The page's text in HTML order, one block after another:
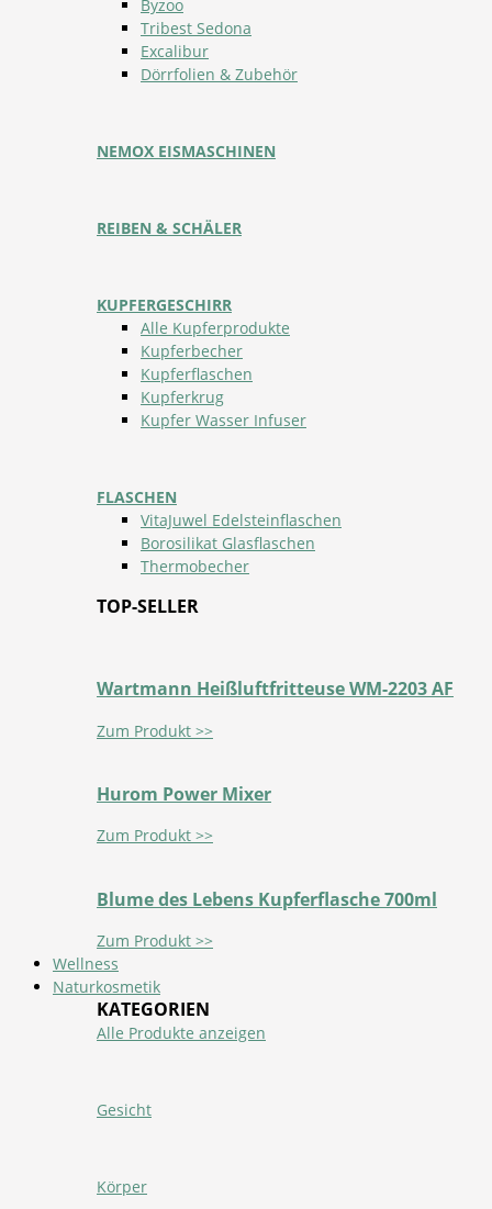
Byzoo
Tribest Sedona
Excalibur
Dörrfolien & Zubehör
NEMOX EISMASCHINEN
REIBEN & SCHÄLER
KUPFERGESCHIRR
Alle Kupferprodukte
Kupferbecher
Kupferflaschen
Kupferkrug
Kupfer Wasser Infuser
FLASCHEN
VitaJuwel Edelsteinflaschen
Borosilikat Glasflaschen
Thermobecher
TOP-SELLER
Wartmann Heißluftfritteuse WM-2203 AF
Zum Produkt >>
Hurom Power Mixer
Zum Produkt >>
Blume des Lebens Kupferflasche 700ml
Zum Produkt >>
Wellness
Naturkosmetik
KATEGORIEN
Alle Produkte anzeigen
Gesicht
Körper